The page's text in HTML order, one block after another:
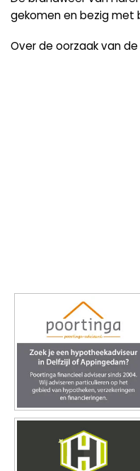
gekomen en bezig met
Over de oorzaak van